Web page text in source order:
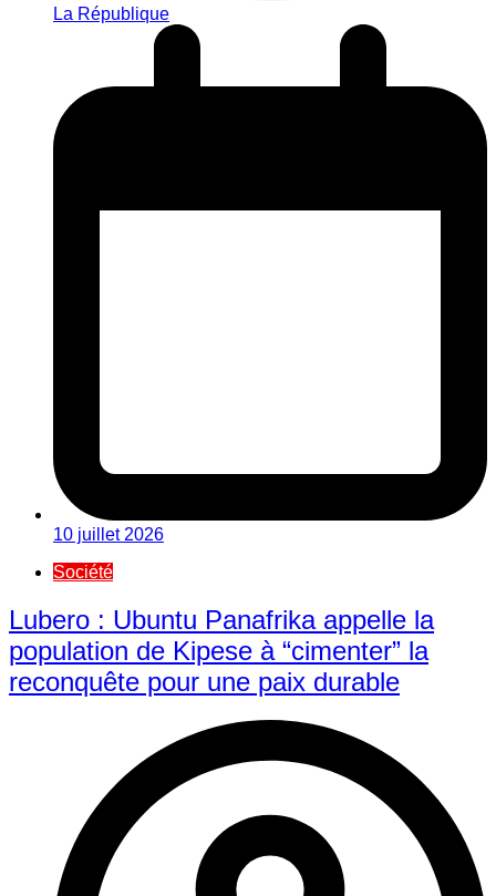
La République
10 juillet 2026
Société
Lubero : Ubuntu Panafrika appelle la
population de Kipese à “cimenter” la
reconquête pour une paix durable